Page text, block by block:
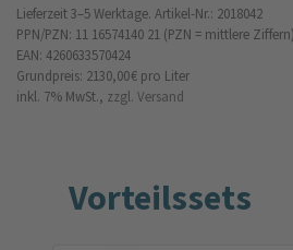
Lieferzeit 3–5 Werktage. Artikel-Nr.: 2018042
PPN/PZN: 11 16574140 21 (PZN = mittlere Ziffern)
EAN: 4260633570424
Grundpreis: 2130,00 € pro Liter
inkl. 7% MwSt., zzgl. Versand
Vorteilssets